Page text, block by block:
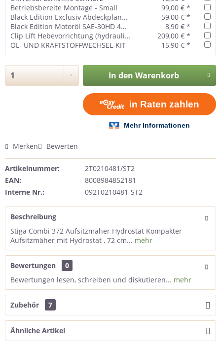
Betriebsbereite Montage - Small
99,00 € *
Black Edition Exclusiv Abdeckplane (groß) für Aufsitzmäher
59,00 € *
Black Edition Motoröl SAE-30HD 4MAX 1 Liter
8,90 € *
Clip Lift Hebevorrichtung (hydraulisch) für Aufsitzmäher
209,00 € *
ÖL- UND KRAFTSTOFFWECHSEL-KIT
15,90 € *
In den Warenkorb
Merken Bewerten
Artikelnummer:
2T0210481/ST2
EAN:
8008984852181
Interne Nr.:
092T0210481-ST2
Beschreibung
Stiga Combi 372 Aufsitzmäher Hydrostat Kompakter
Aufsitzmäher mit Hydrostat , 72 cm... mehr
Bewertungen
0
Bewertungen lesen, schreiben und diskutieren... mehr
Zubehör 7
Ähnliche Artikel